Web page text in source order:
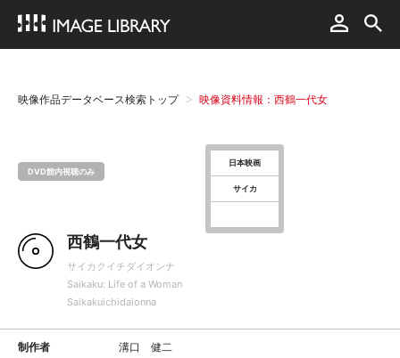
映像作品データベース検索トップ 映像資料情報：西鶴一代女
DVD館内視聴のみ
日本映画
サイカ
西鶴一代女
サイカクイチダイオンナ
Saikaku: Life of a Woman
Saikakuichidaionna
制作者 溝口 健二